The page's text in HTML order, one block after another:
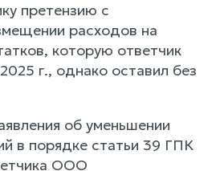
претензию с
расходов на
которую ответчик
г., однако оставил без
об уменьшении
в порядке статьи 39 ГПК
ООО